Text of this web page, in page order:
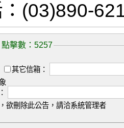
擊數：5257
其它信箱：
欲刪除此公告，請洽系統管理者